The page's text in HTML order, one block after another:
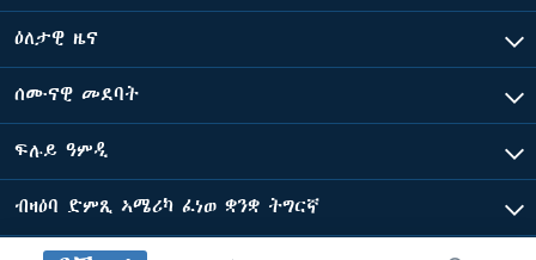
ዕለታዊ ዜና
ሰሙናዊ መደባት
ፍሉይ ዓምዲ
ብዛዕባ ድምጺ ኣሜሪካ ፈነወ ቋንቋ ትግርኛ